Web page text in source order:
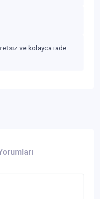
ve kolayca iade